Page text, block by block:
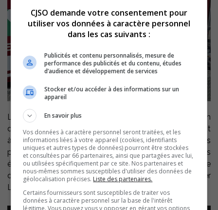
Les pompiers du Service de protection et d’intervention
d’urgence de la Ville de Sorel-Tracy ont eu énormément
à faire depuis lundi soir, dans le contexte des
précipitations de neige qui ont entraîné des pannes
électriques. Ils ont répondu à plus d’une centaine
d’appels de toutes sortes. Le directeur du service, Roger
Lamanque :
CJSO demande votre consentement pour
utiliser vos données à caractère personnel
dans les cas suivants :
Publicités et contenu personnalisés, mesure de
performance des publicités et du contenu, études
d’audience et développement de services
Stocker et/ou accéder à des informations sur un
appareil
En savoir plus
Vos données à caractère personnel seront traitées, et les
informations liées à votre appareil (cookies, identifiants
uniques et autres types de données) pourront être stockées
et consultées par 66 partenaires, ainsi que partagées avec lui,
ou utilisées spécifiquement par ce site. Nos partenaires et
nous-mêmes sommes susceptibles d'utiliser des données de
géolocalisation précises. Liste des partenaires.
Certains fournisseurs sont susceptibles de traiter vos
données à caractère personnel sur la base de l'intérêt
légitime. Vous pouvez vous y opposer en gérant vos options